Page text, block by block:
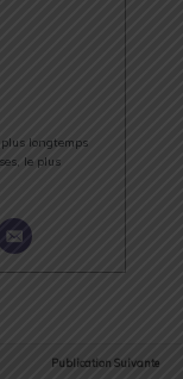
longtemps
le plus
Publication Suivante